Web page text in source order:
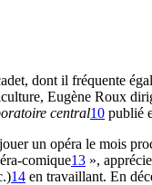
dont il fréquente
Eugène Roux
central10 publié
un opéra le mois
comique13 »,
14 en travaillant. En